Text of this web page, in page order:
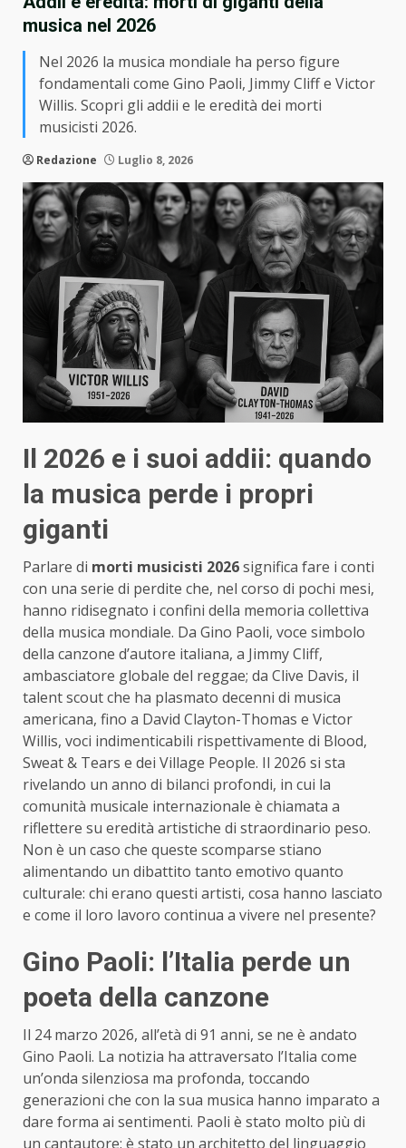
musica nel 2026
Nel 2026 la musica mondiale ha perso figure
fondamentali come Gino Paoli, Jimmy Cliff e Victor
Willis. Scopri gli addii e le eredità dei morti
musicisti 2026.
Redazione Luglio 8, 2026
Il 2026 e i suoi addii: quando
la musica perde i propri
giganti
Parlare di morti musicisti 2026significa fare i conti
con una serie di perdite che, nel corso di pochi mesi,
hanno ridisegnato i confini della memoria collettiva
della musica mondiale. Da Gino Paoli, voce simbolo
della canzone d’autore italiana, a Jimmy Cliff,
ambasciatore globale del reggae; da Clive Davis, il
talent scout che ha plasmato decenni di musica
americana, fino a David Clayton-Thomas e Victor
Willis, voci indimenticabili rispettivamente di Blood,
Sweat & Tears e dei Village People. Il 2026 si sta
rivelando un anno di bilanci profondi, in cui la
comunità musicale internazionale è chiamata a
riflettere su eredità artistiche di straordinario peso.
Non è un caso che queste scomparse stiano
alimentando un dibattito tanto emotivo quanto
culturale: chi erano questi artisti, cosa hanno lasciato
e come il loro lavoro continua a vivere nel presente?
Gino Paoli: l’Italia perde un
poeta della canzone
Il 24 marzo 2026, all’età di 91 anni, se ne è andato
Gino Paoli. La notizia ha attraversato l’Italia come
un’onda silenziosa ma profonda, toccando
generazioni che con la sua musica hanno imparato a
dare forma ai sentimenti. Paoli è stato molto più di
un cantautore: è stato un architetto del linguaggio